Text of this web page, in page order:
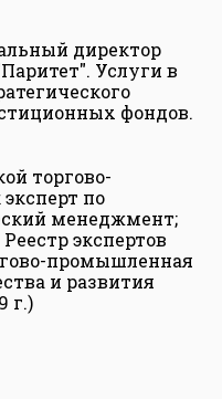
директор
Услуги в
фондов.
торгово-
по
менеджмент;
экспертов
промышленная
и развития
г.)